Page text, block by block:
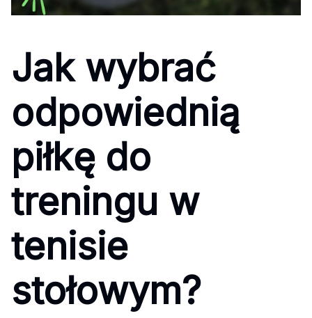
Jak wybrać
odpowiednią
piłkę do
treningu w
tenisie
stołowym?